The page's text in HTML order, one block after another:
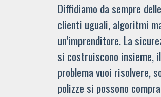
Diffidiamo da sempre
clienti uguali, algoritmi
un’imprenditore. La
si costruiscono insieme,
problema vuoi risolvere,
polizze si possono